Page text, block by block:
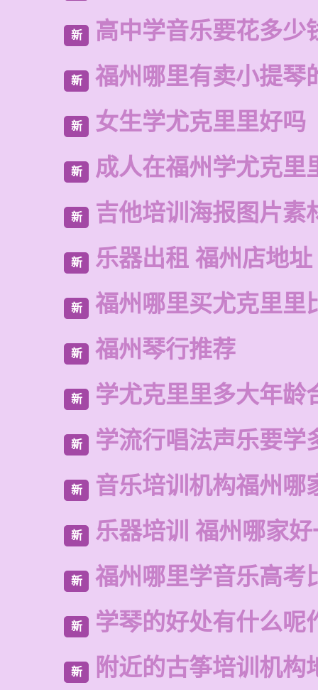
新 高中学音乐要花多少
新 福州哪里有卖小提琴
新 女生学尤克里里好吗
新 成人在福州学尤克里
新 吉他培训海报图片素
新 乐器出租 福州店地址
新 福州哪里买尤克里里
新 福州琴行推荐
新 学尤克里里多大年龄
新 学流行唱法声乐要学
新 音乐培训机构福州哪
新 乐器培训 福州哪家
新 福州哪里学音乐高考
新 学琴的好处有什么呢
新 附近的古筝培训机构